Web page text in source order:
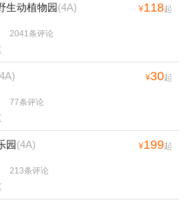
生动植物园(4A) ¥118起
2041条评论
¥30起
77条评论
园(4A) ¥199起
213条评论